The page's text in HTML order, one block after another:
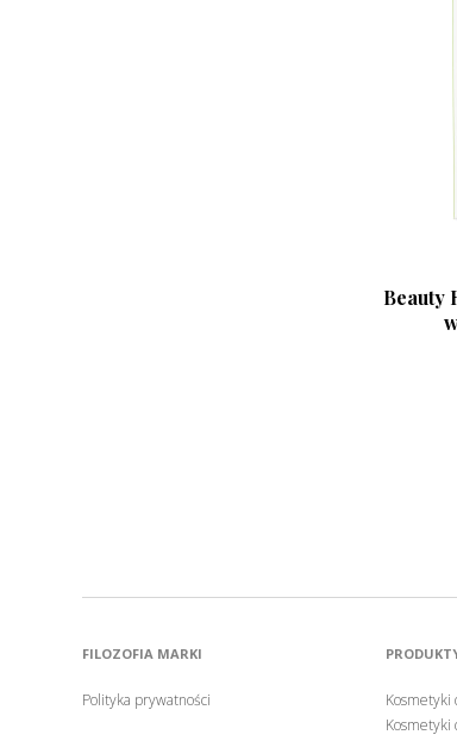
Beauty
FILOZOFIA MARKI
Polityka prywatności
Kosmetyki
Kosmetyki